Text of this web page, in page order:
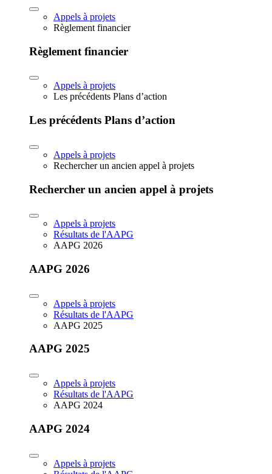
Appels à projets
Règlement financier
Règlement financier
Appels à projets
Les précédents Plans d’action
Les précédents Plans d’action
Appels à projets
Rechercher un ancien appel à projets
Rechercher un ancien appel à projets
Appels à projets
Résultats de l'AAPG
AAPG 2026
AAPG 2026
Appels à projets
Résultats de l'AAPG
AAPG 2025
AAPG 2025
Appels à projets
Résultats de l'AAPG
AAPG 2024
AAPG 2024
Appels à projets